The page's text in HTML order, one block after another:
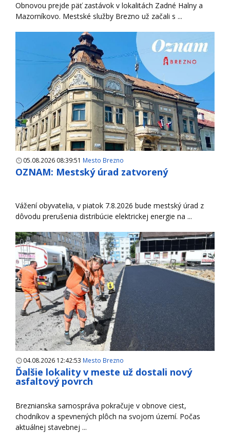
Obnovou prejde päť zastávok v lokalitách Zadné Halny a
Mazorníkovo. Mestské služby Brezno už začali s ...
05.08.2026 08:39:51 Mesto Brezno
OZNAM: Mestský úrad zatvorený
Vážení obyvatelia, v piatok 7.8.2026 bude mestský úrad z
dôvodu prerušenia distribúcie elektrickej energie na ...
04.08.2026 12:42:53 Mesto Brezno
Ďalšie lokality v meste už dostali nový
asfaltový povrch
Breznianska samospráva pokračuje v obnove ciest,
chodníkov a spevnených plôch na svojom území. Počas
aktuálnej stavebnej ...